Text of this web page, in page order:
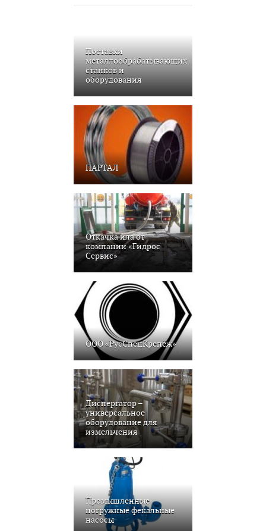
Поставки
металлообрабатывающих
станков и
оборудования
ПАРТАЛ
Откачка ила от
компании «Гидрос
Сервис»
ООО «РусСпецКрепёж»
Диспергатор –
универсальное
оборудование для
измельчения
Промышленные
погружные фекальные
насосы